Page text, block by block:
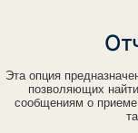
Эта опция
позволяющих
сообщениям о